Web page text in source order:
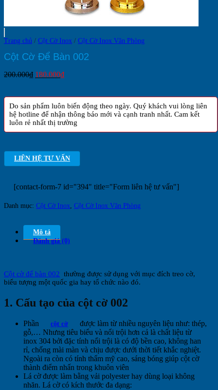
Trang chủ / Cột Cờ Inox / Cột Cờ Inox Văn Phòng
Cột Cờ Để Bàn 002
200.000₫ Giá
180.000₫Giá
180.000₫.
Do sản phẩm luôn biến động theo ngày. Quý khách vui lòng liên
hệ hotline để nhận thông báo mới và cạnh tranh nhất. Cam kết
luôn rẻ nhất thị trường
LIÊN HỆ TƯ VẤN
[contact-form-7 id="394" title="Form liên hệ tư vấn"]
Danh mục: Cột Cờ Inox, Cột Cờ Inox Văn Phòng
Mô tả
Đánh giá (0)
Cột cờ để bàn 002 thường được sử dụng với mục đích treo cờ,
biểu tượng một quốc gia hay tổ chức nào đó.
1. Cấu tạo của cột cờ 002
Phần cột cờ
được làm từ nhiều nguyên liệu như: thép,
gỗ,… Nhưng tiêu biểu và nổi trội hơn cả là chất liệu từ
inox 304 bởi đặc tính nổi trội là có độ bền cao, không han
rỉ, chống mài màn và chịu được dưới thời tiết khắc nghiệt.
Ngoài ra còn có tính thẩm mỹ cao, sáng bóng giúp cột cờ
thành điểm nhấn trong khuôn viên
Lá cờ được làm bằng vải polyester hay dùng loại không
nhăn. Lá cờ có kích thước đa dạng: